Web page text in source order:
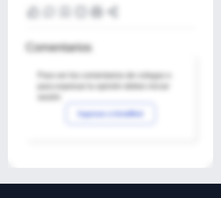
Comentarios
Para ver los comentarios de colegas o
Ingresar a IntraMed